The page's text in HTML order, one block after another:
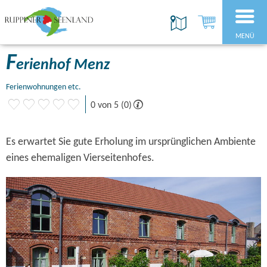
MENÜ
Ferienhof Menz
Ferienwohnungen etc.
0 von 5 (0)
Es erwartet Sie gute Erholung im ursprünglichen Ambiente
eines ehemaligen Vierseitenhofes.